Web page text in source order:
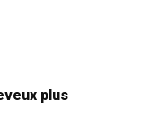
plus